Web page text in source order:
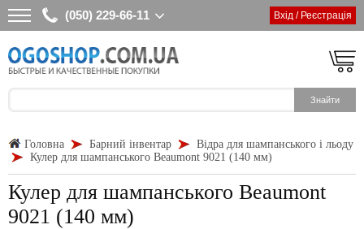
(050) 229-66-11 Вхід / Реєстрація
Головна Барний інвентар
Відра для шампанського і льоду
Кулер для шампанського Beaumont 9021 (140 мм)
Кулер для шампанського Beaumont
9021 (140 мм)